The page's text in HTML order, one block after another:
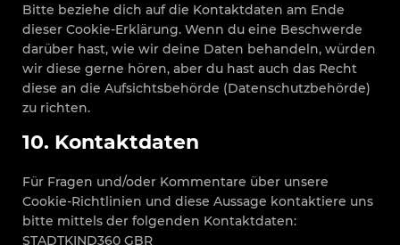
Bitte beziehe dich auf die Kontaktdaten am Ende
dieser Cookie-Erklärung. Wenn du eine Beschwerde
darüber hast, wie wir deine Daten behandeln, würden
wir diese gerne hören, aber du hast auch das Recht
diese an die Aufsichtsbehörde (Datenschutzbehörde)
zu richten.
10. Kontaktdaten
Für Fragen und/oder Kommentare über unsere
Cookie-Richtlinien und diese Aussage kontaktiere uns
bitte mittels der folgenden Kontaktdaten:
STADTKIND360 GBR